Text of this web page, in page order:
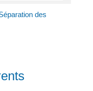
des